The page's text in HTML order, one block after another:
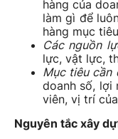
hàng của
làm gì để
hàng mục
Các nguồn
lực, vật lực,
Mục tiêu cần
doanh số, lợi
viên, vị trí
Nguyên tắc xây